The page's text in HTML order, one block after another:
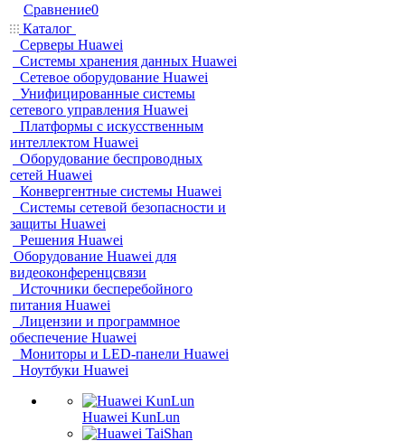
Сравнение0
Каталог
Серверы Huawei
Системы хранения данных Huawei
Сетевое оборудование Huawei
Унифицированные системы
сетевого управления Huawei
Платформы с искусственным
интеллектом Huawei
Оборудование беспроводных
сетей Huawei
Конвергентные системы Huawei
Системы сетевой безопасности и
защиты Huawei
Решения Huawei
Оборудование Huawei для
видеоконференцсвязи
Источники бесперебойного
питания Huawei
Лицензии и программное
обеспечение Huawei
Мониторы и LED-панели Huawei
Ноутбуки Huawei
Huawei KunLun